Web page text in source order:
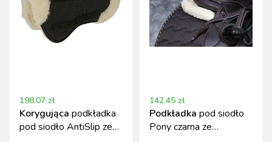
198.07 zł
Korygująca podkładka
pod siodło AntiSlip ze
142.45 zł
Podkładka pod siodło
Pony czarna ze